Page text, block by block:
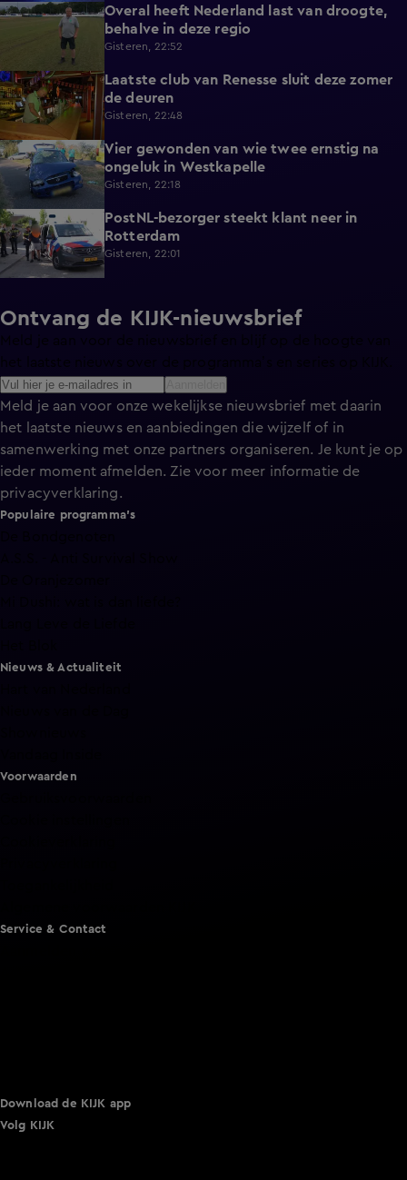
1:54
Overal heeft Nederland last van droogte,
behalve in deze regio
Gisteren, 22:52
2:08
Laatste club van Renesse sluit deze zomer
de deuren
Gisteren, 22:48
0:30
Vier gewonden van wie twee ernstig na
ongeluk in Westkapelle
Gisteren, 22:18
0:26
PostNL-bezorger steekt klant neer in
Rotterdam
Gisteren, 22:01
Ontvang de KIJK-nieuwsbrief
Meld je aan voor onze wekelijkse nieuwsbrief met daarin
het laatste nieuws en aanbiedingen die wijzelf of in
samenwerking met onze partners organiseren. Je kunt je op
ieder moment afmelden. Zie voor meer informatie de
privacyverklaring.
Populaire programma's
Nieuws & Actualiteit
Voorwaarden
Service & Contact
Download de KIJK app
Volg KIJK